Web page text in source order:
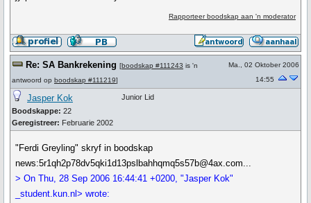
Rapporteer boodskap aan 'n moderator
Re: SA Bankrekening [boodskap #111243 is 'n
antwoord op boodskap #111219]
Ma., 02 Oktober 2006
14:55
Jasper Kok
Boodskappe: 22
Geregistreer: Februarie 2002
Junior Lid
"Ferdi Greyling" skryf in boodskap
news:5r1qh2p78dv5qki1d13pslbahhqmq5s57b@4ax.com...
> On Thu, 28 Sep 2006 16:44:41 +0200, "Jasper Kok"
_student.kun.nl> wrote: